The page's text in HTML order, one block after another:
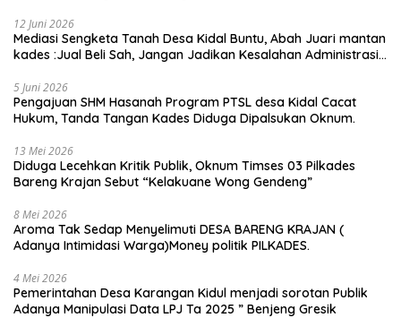
12 Juni 2026
Mediasi Sengketa Tanah Desa Kidal Buntu, Abah Juari mantan
kades :Jual Beli Sah, Jangan Jadikan Kesalahan Administrasi
5 Juni 2026
Pengajuan SHM Hasanah Program PTSL desa Kidal Cacat
Hukum, Tanda Tangan Kades Diduga Dipalsukan Oknum.
13 Mei 2026
Diduga Lecehkan Kritik Publik, Oknum Timses 03 Pilkades
Bareng Krajan Sebut “Kelakuane Wong Gendeng”
8 Mei 2026
Aroma Tak Sedap Menyelimuti DESA BARENG KRAJAN (
Adanya Intimidasi Warga)Money politik PILKADES.
4 Mei 2026
Pemerintahan Desa Karangan Kidul menjadi sorotan Publik
Adanya Manipulasi Data LPJ Ta 2025 ” Benjeng Gresik